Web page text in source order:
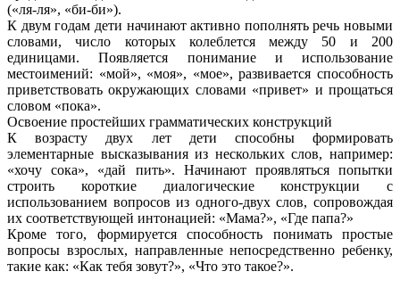
(«ля-ля», «би-би»).
К двум годам дети начинают активно пополнять речь новыми
словами, число которых колеблется между 50 и 200
единицами. Появляется понимание и использование
местоимений: «мой», «моя», «мое», развивается способность
приветствовать окружающих словами «привет» и прощаться
словом «пока».
Освоение простейших грамматических конструкций
К возрасту двух лет дети способны формировать
элементарные высказывания из нескольких слов, например:
«хочу сока», «дай пить». Начинают проявляться попытки
строить короткие диалогические конструкции с
использованием вопросов из одного-двух слов, сопровождая
их соответствующей интонацией: «Мама?», «Где папа?»
Кроме того, формируется способность понимать простые
вопросы взрослых, направленные непосредственно ребенку,
такие как: «Как тебя зовут?», «Что это такое?».